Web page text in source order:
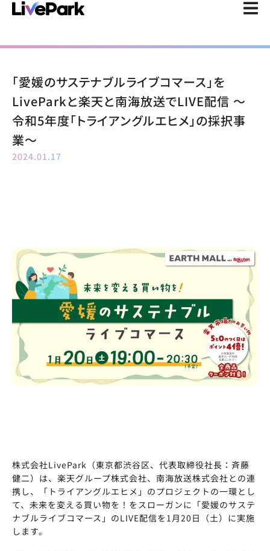
「愛媛のサステナブルライブコマース」を
LiveParkと楽天と南海放送でLIVE配信 〜
令和5年度「トライアングルエヒメ」の採択事
業〜
2024.01.17
株式会社LivePark（東京都渋谷区、代表取締役社長：斉藤
健二）は、楽天グループ株式会社、南海放送株式会社との連
携し、「トライアングルエヒメ」のプロジェクトの一環とし
て、未来を変える買い物を！をスローガンに「愛媛のサステ
ナブルライブコマース」のLIVE配信を1月20日（土）に実施
します。